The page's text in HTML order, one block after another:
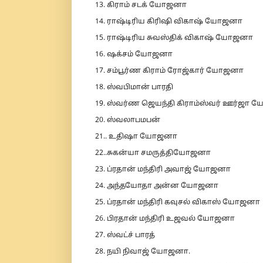
13. கிராம் சடக் யோஜனா
14. ராஷ்டிரிய கிரிஷி விகாஷ் யோஜனா
15. ராஷ்டிரிய சுவஸ்திக் விகாஷ் யோஜனா
16. ஷக்சம் யோஜனா
17. சம்பூர்ண கிராம் ரோஜ்கார் யோஜனா
18. ஸ்வபிமான் பாரதி
19. ஸ்வர்ண ஜெயந்தி கிராம்ஸ்வர் ஊர்ஜா
20. ஸ்வலாபமபன்
21.. உதிஷா யோஜனா
22..சுகன்யா சமருத்தியோஜனா
23. ப்ரதான் மந்திரி அவாஜ் யோஜனா
24. அந்தயோதா அன்ன யோஜனா
25. ப்ரதான் மந்திரி கவுசல் விகாஸ் யோஜனா
26. பிரதான் மந்திரி உஜவல் யோஜனா
27. ஸ்வட்ச் பாரத்
28. நயி நிவாஜ் யோஜனா.